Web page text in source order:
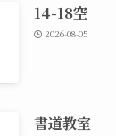
14-18空
2026-08-05
書道教室